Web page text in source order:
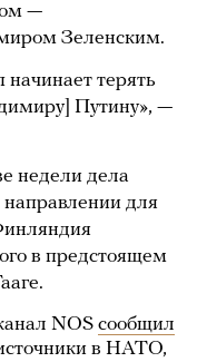
—
Зеленским.
терять
Путину», —
недели дела
направлении для
в предстоящем
NOS сообщил
в НАТО,